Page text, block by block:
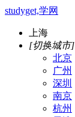
studyget,学网
上海
[切换城市]
北京
广州
深圳
南京
杭州